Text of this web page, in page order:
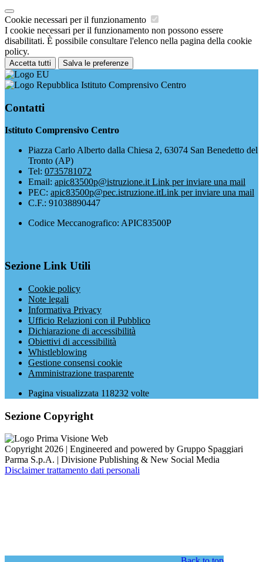
Cookie necessari per il funzionamento
I cookie necessari per il funzionamento non possono essere
disabilitati. È possibile consultare l'elenco nella pagina della cookie
policy.
Accetta tutti Salva le preferenze
Istituto Comprensivo Centro
Contatti
Istituto Comprensivo Centro
Piazza Carlo Alberto dalla Chiesa 2, 63074 San Benedetto del
Tronto (AP)
Tel: 0735781072
Email: apic83500p@istruzione.it Link per inviare una mail
PEC: apic83500p@pec.istruzione.itLink per inviare una mail
C.F.: 91038890447
Codice Meccanografico: APIC83500P
Sezione Link Utili
Cookie policy
Note legali
Informativa Privacy
Ufficio Relazioni con il Pubblico
Dichiarazione di accessibilità
Obiettivi di accessibilità
Whistleblowing
Gestione consensi cookie
Amministrazione trasparente
Pagina visualizzata 118232 volte
Sezione Copyright
Copyright 2026 | Engineered and powered by Gruppo Spaggiari
Parma S.p.A. | Divisione Publishing & New Social Media
Disclaimer trattamento dati personali